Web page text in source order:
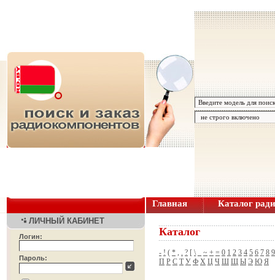
Главная Каталог
ЛИЧНЫЙ КАБИНЕТ
Логин:
Пароль:
Каталог
- ! ( * , . ? [ \ ~ + = 0 1 2 3 4 5 6 7 8 9
П Р С Т У Ф Х Ц Ч Ш Щ Ы Э Ю Я